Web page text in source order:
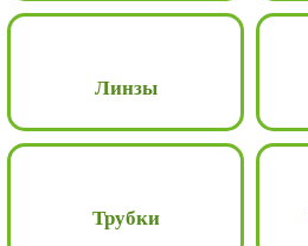
Линзы
Трубки